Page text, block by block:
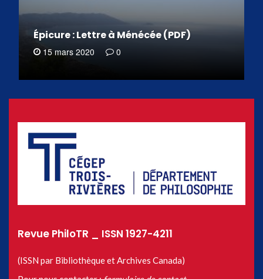
Épicure : Lettre à Ménécée (PDF)
15 mars 2020 0
Revue PhiloTR _ ISSN 1927-4211
(ISSN par Bibliothèque et Archives Canada)